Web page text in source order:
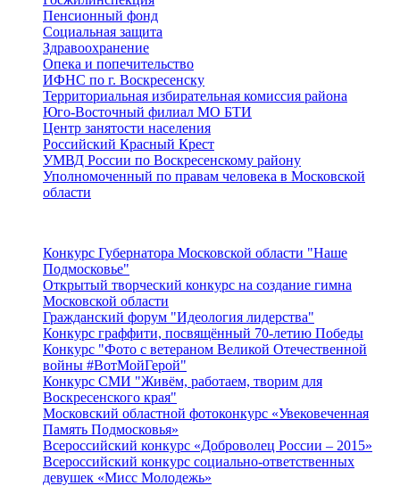
Пенсионный фонд
Социальная защита
Здравоохранение
Опека и попечительство
ИФНС по г. Воскресенску
Территориальная избирательная комиссия района
Юго-Восточный филиал МО БТИ
Центр занятости населения
Российский Красный Крест
УМВД России по Воскресенскому району
Уполномоченный по правам человека в Московской
области
Конкурс Губернатора Московской области "Наше
Подмосковье"
Открытый творческий конкурс на создание гимна
Московской области
Гражданский форум "Идеология лидерства"
Конкурс граффити, посвящённый 70-летию Победы
Конкурс "Фото с ветераном Великой Отечественной
войны #ВотМойГерой"
Конкурс СМИ "Живём, работаем, творим для
Воскресенского края"
Московский областной фотоконкурс «Увековеченная
Память Подмосковья»
Всероссийский конкурс «Доброволец России – 2015»
Всероссийский конкурс социально-ответственных
девушек «Мисс Молодежь»